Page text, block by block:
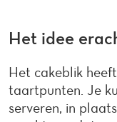
Het idee
Het cakeblik
taartpunten. Je
serveren, in